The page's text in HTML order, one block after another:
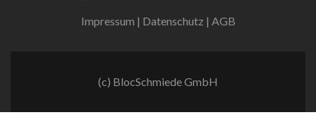
Impressum | Datenschutz | AGB
(c) BlocSchmiede GmbH